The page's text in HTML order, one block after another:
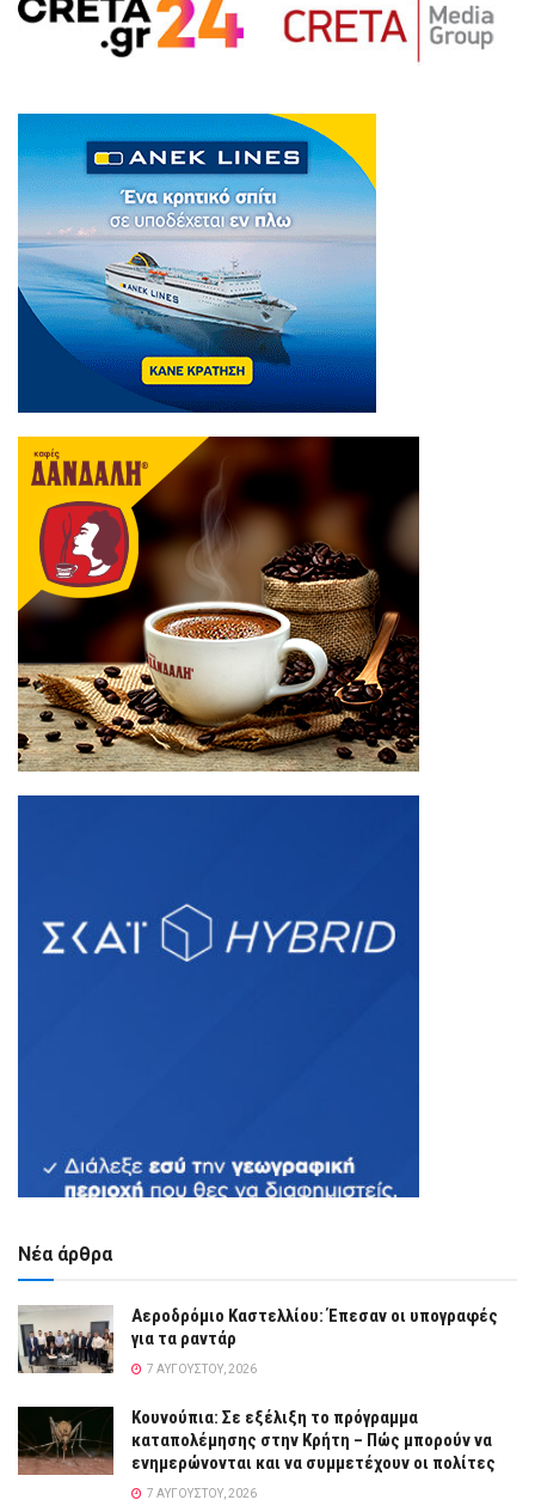
Νέα άρθρα
Αεροδρόμιο Καστελλίου: Έπεσαν οι υπογραφές
για τα ραντάρ
7 ΑΥΓΟΎΣΤΟΥ, 2026
Κουνούπια: Σε εξέλιξη το πρόγραμμα
καταπολέμησης στην Κρήτη – Πώς μπορούν να
ενημερώνονται και να συμμετέχουν οι πολίτες
7 ΑΥΓΟΎΣΤΟΥ, 2026